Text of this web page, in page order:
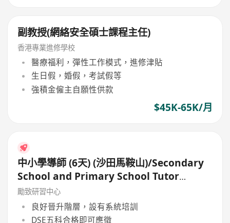
副教授(網絡安全碩士課程主任)
香港專業進修學校
醫療福利，彈性工作模式，進修津貼
生日假，婚假，考試假等
強積金僱主自願性供款
$45K-65K/月
中小學導師 (6天) (沙田馬鞍山)/Secondary
School and Primary School Tutor
(6days)
勵致研習中心
良好晉升階層，設有系統培訓
DSE五科合格即可應徵